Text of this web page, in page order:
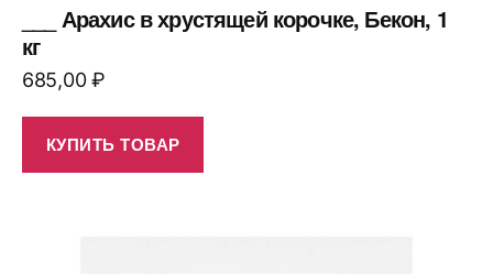
___ Арахис в хрустящей корочке, Бекон, 1
кг
685,00₽
КУПИТЬ ТОВАР